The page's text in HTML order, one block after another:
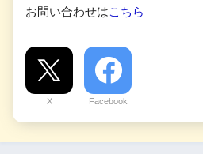
お問い合わせはこちら
X Facebook